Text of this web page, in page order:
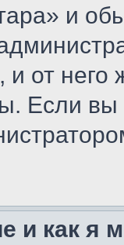
и
от него
Если
и как я